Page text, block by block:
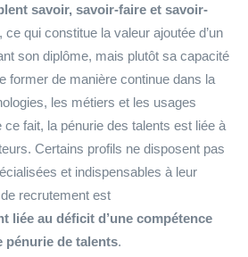
savoir, savoir-faire et savoir-
ce qui constitue la valeur ajoutée d’un
son diplôme, mais plutôt sa capacité
former de manière continue dans la
les métiers et les usages
ce fait, la pénurie des talents est liée à
Certains profils ne disposent pas
et indispensables à leur
recrutement est
liée au déficit d’une compétence
pénurie de talents.